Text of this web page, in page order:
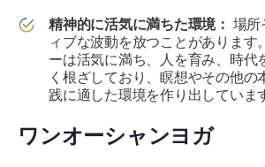
精神的に活気に満ちた環境： 場所
ィブな波動を放つことがあります
ーは活気に満ち、人を育み、時代
く根ざしており、瞑想やその他の
践に適した環境を作り出していま
ワンオーシャンヨガ